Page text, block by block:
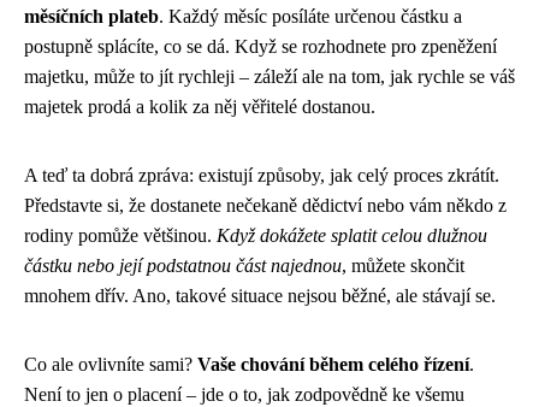
měsíčních plateb. Každý měsíc posíláte určenou částku a
postupně splácíte, co se dá. Když se rozhodnete pro zpeněžení
majetku, může to jít rychleji – záleží ale na tom, jak rychle se váš
majetek prodá a kolik za něj věřitelé dostanou.
A teď ta dobrá zpráva: existují způsoby, jak celý proces zkrátít.
Představte si, že dostanete nečekaně dědictví nebo vám někdo z
rodiny pomůže většinou. Když dokážete splatit celou dlužnou
částku nebo její podstatnou část najednou, můžete skončit
mnohem dřív. Ano, takové situace nejsou běžné, ale stávají se.
Co ale ovlivníte sami? Vaše chování během celého řízení.
Není to jen o placení – jde o to, jak zodpovědně ke všemu